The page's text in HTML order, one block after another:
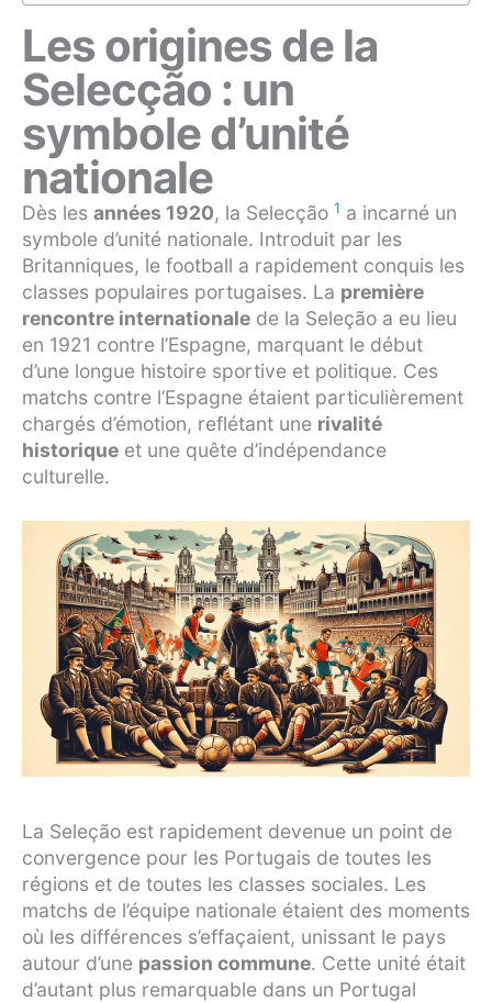
Les origines de la
Selecção : un
symbole d’unité
nationale
Dès les années 1920, la Selecção 1 a incarné un
symbole d’unité nationale. Introduit par les
Britanniques, le football a rapidement conquis les
classes populaires portugaises. La première
rencontre internationale de la Seleção a eu lieu
en 1921 contre l’Espagne, marquant le début
d’une longue histoire sportive et politique. Ces
matchs contre l’Espagne étaient particulièrement
chargés d’émotion, reflétant une rivalité
historique et une quête d’indépendance
culturelle.
La Seleção est rapidement devenue un point de
convergence pour les Portugais de toutes les
régions et de toutes les classes sociales. Les
matchs de l’équipe nationale étaient des moments
où les différences s’effaçaient, unissant le pays
autour d’une passion commune. Cette unité était
d’autant plus remarquable dans un Portugal